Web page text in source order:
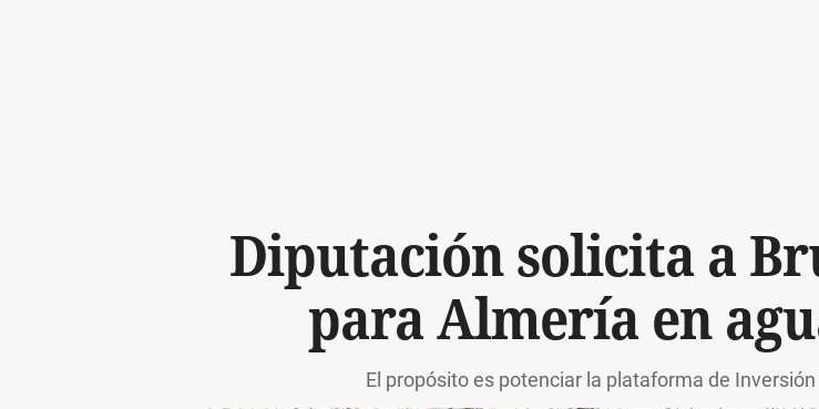
Diputación solicita a
para Almería en
El propósito es potenciar la plataforma de